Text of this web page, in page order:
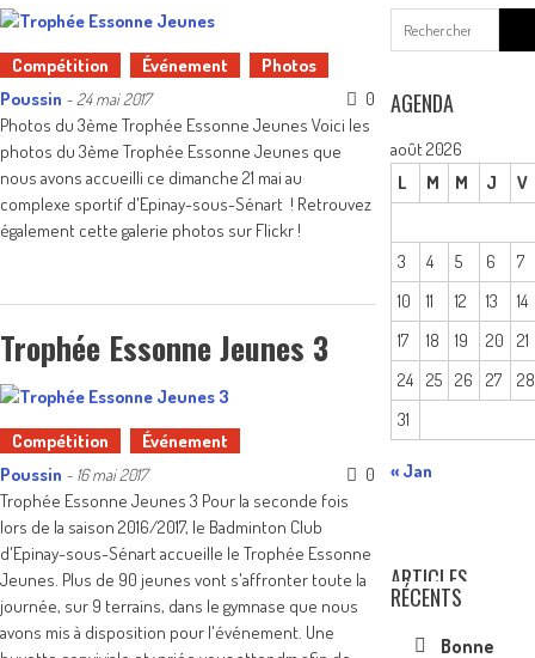
Compétition Événement
Photos
Poussin - 24 mai 2017
0
Photos du 3ème Trophée Essonne Jeunes Voici les
photos du 3ème Trophée Essonne Jeunes que
nous avons accueilli ce dimanche 21 mai au
complexe sportif d'Epinay-sous-Sénart ! Retrouvez
également cette galerie photos sur Flickr !
Trophée Essonne Jeunes 3
Compétition
Événement
Poussin - 16 mai 2017
0
Trophée Essonne Jeunes 3 Pour la seconde fois
lors de la saison 2016/2017, le Badminton Club
d'Epinay-sous-Sénart accueille le Trophée Essonne
Jeunes. Plus de 90 jeunes vont s'affronter toute la
journée, sur 9 terrains, dans le gymnase que nous
avons mis à disposition pour l'événement. Une
for:
AGENDA
août 2026
L
M M J V
3 4 5 6
7
10
11 12 13
14
17
18 19 20
21
24 25 26 27
28
31
« Jan
ARTICLES
RÉCENTS
Bonne